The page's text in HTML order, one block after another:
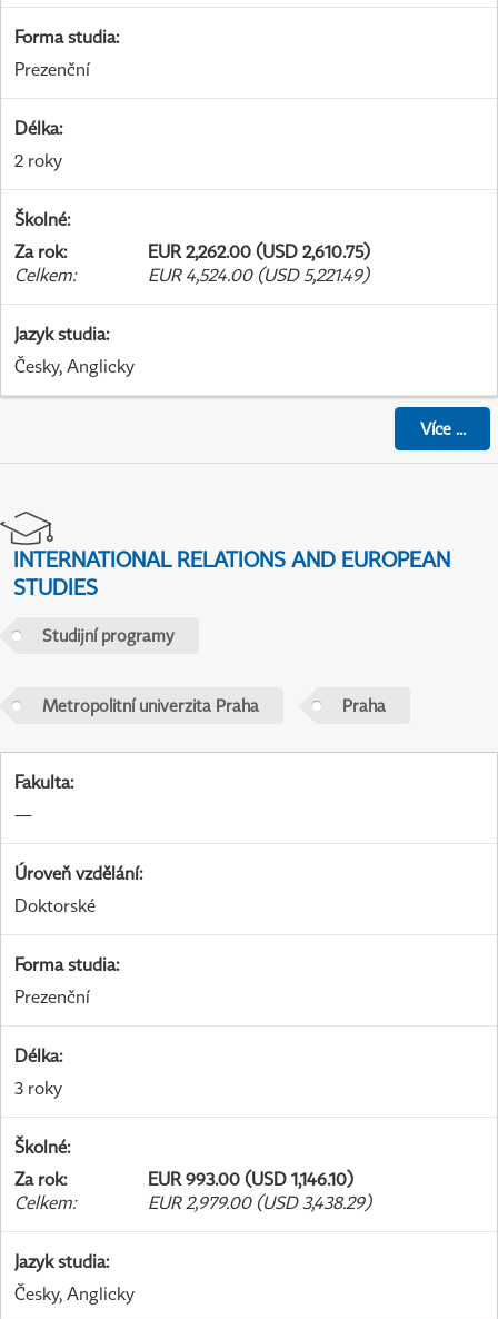
Forma studia:
Prezenční
Délka:
2 roky
Školné:
Za rok:
EUR 2,262.00 (USD 2,610.75)
Celkem: EUR 4,524.00 (USD 5,221.49)
Jazyk studia:
Česky, Anglicky
Více...
INTERNATIONAL RELATIONS AND EUROPEAN
STUDIES
Studijní programy
Metropolitní univerzita Praha Praha
Fakulta:
—
Úroveň vzdělání:
Doktorské
Forma studia:
Prezenční
Délka:
3 roky
Školné:
Za rok:
EUR 993.00 (USD 1,146.10)
Celkem: EUR 2,979.00 (USD 3,438.29)
Jazyk studia:
Česky, Anglicky